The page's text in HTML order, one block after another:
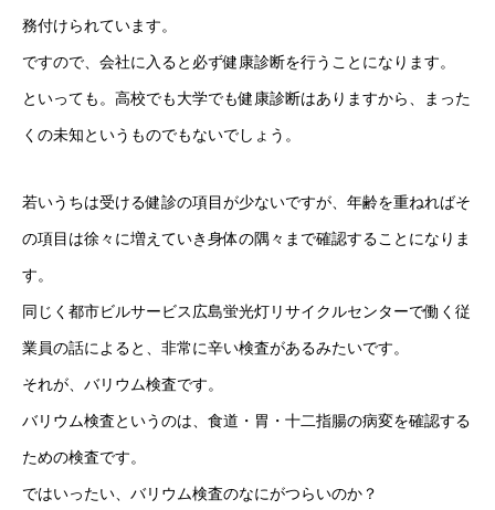
務付けられています。
ですので、会社に入ると必ず健康診断を行うことになります。
といっても。高校でも大学でも健康診断はありますから、まった
くの未知というものでもないでしょう。
若いうちは受ける健診の項目が少ないですが、年齢を重ねればそ
の項目は徐々に増えていき身体の隅々まで確認することになりま
す。
同じく都市ビルサービス広島蛍光灯リサイクルセンターで働く従
業員の話によると、非常に辛い検査があるみたいです。
それが、バリウム検査です。
バリウム検査というのは、食道・胃・十二指腸の病変を確認する
ための検査です。
ではいったい、バリウム検査のなにがつらいのか？